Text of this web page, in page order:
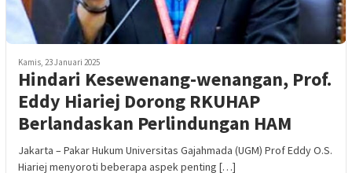
Kamis, 23 Januari 2025
Hindari Kesewenang-wenangan, Prof.
Eddy Hiariej Dorong RKUHAP
Berlandaskan Perlindungan HAM
Jakarta – Pakar Hukum Universitas Gajahmada (UGM) Prof Eddy O.S.
Hiariej menyoroti beberapa aspek penting […]